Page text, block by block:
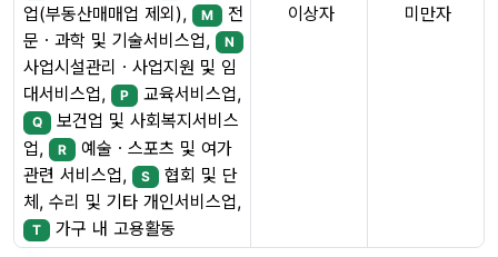
업(부동산매매업 제외),
M 전
문ㆍ과학 및 기술서비스업,
N
사업시설관리ㆍ사업지원 및 임
대서비스업,
P 교육서비스업,
Q 보건업 및 사회복지서비스
업,
R 예술ㆍ스포츠 및 여가
관련 서비스업,
S 협회 및 단
체, 수리 및 기타 개인서비스업,
T 가구 내 고용활동
이상자
미만자